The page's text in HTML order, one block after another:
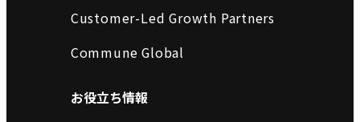
Customer-Led Growth Partners
Commune Global
お役立ち情報